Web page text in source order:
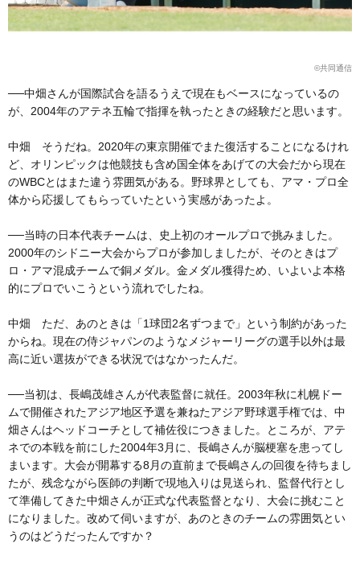
©共同通信
──中畑さんが国際試合を語るうえで現在もベースになっているの
が、2004年のアテネ五輪で指揮を執ったときの経験だと思います。
中畑 そうだね。2020年の東京開催でまた復活することになるけれ
ど、オリンピックは他競技も含め国全体をあげての大会だから現在
のWBCとはまた違う雰囲気がある。野球界としても、アマ・プロ全
体から応援してもらっていたという実感があったよ。
──当時の日本代表チームは、史上初のオールプロで挑みました。
2000年のシドニー大会からプロが参加しましたが、そのときはプ
ロ・アマ混成チームで銅メダル。金メダル獲得ため、いよいよ本格
的にプロでいこうという流れでしたね。
中畑 ただ、あのときは「1球団2名ずつまで」という制約があった
からね。現在の侍ジャパンのようなメジャーリーグの選手以外は最
高に近い選抜ができる状況ではなかったんだ。
──当初は、長嶋茂雄さんが代表監督に就任。2003年秋に札幌ドー
ムで開催されたアジア地区予選を兼ねたアジア野球選手権では、中
畑さんはヘッドコーチとして補佐役につきました。ところが、アテ
ネでの本戦を前にした2004年3月に、長嶋さんが脳梗塞を患ってし
まいます。大会が開幕する8月の直前まで長嶋さんの回復を待ちまし
たが、残念ながら医師の判断で現地入りは見送られ、監督代行とし
て準備してきた中畑さんが正式な代表監督となり、大会に挑むこと
になりました。改めて伺いますが、あのときのチームの雰囲気とい
うのはどうだったんですか？